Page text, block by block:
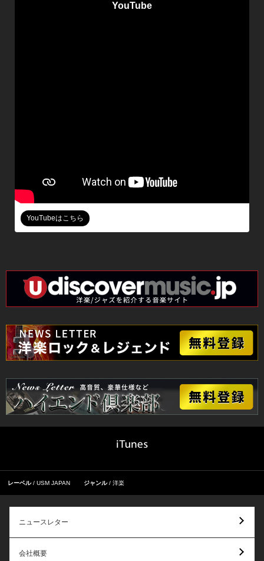
YouTube
YouTubeはこちら
レーベル USM JAPAN ジャンル 洋楽
ニュースレター
会社概要